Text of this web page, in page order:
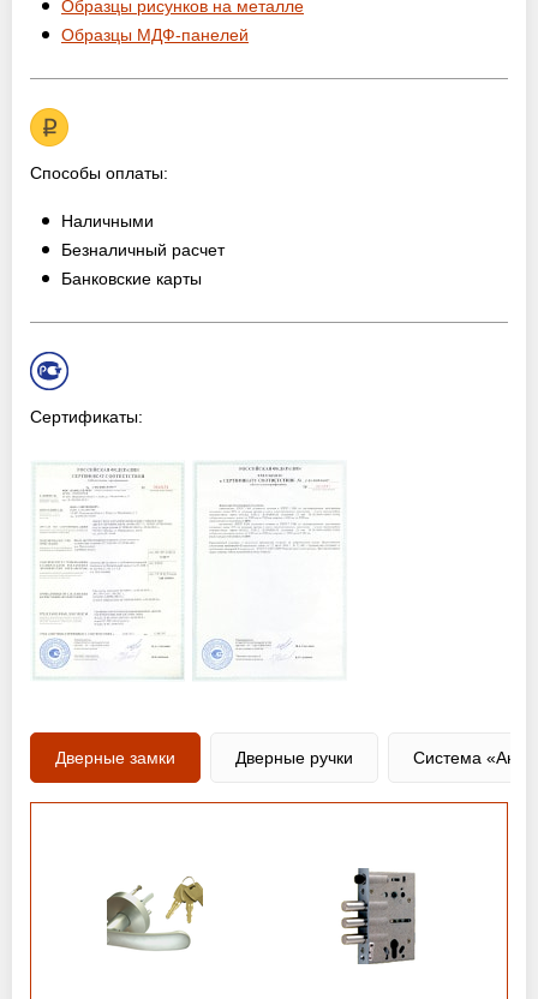
Образцы рисунков на металле
Образцы МДФ-панелей
Способы оплаты:
Наличными
Безналичный расчет
Банковские карты
Сертификаты:
Дверные замки Дверные ручки Система